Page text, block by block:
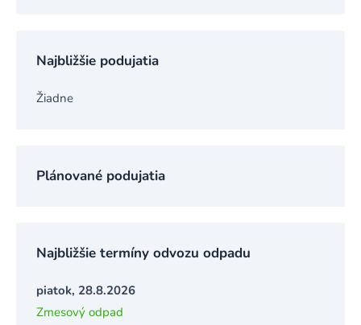
Najbližšie podujatia
Žiadne
Plánované podujatia
Najbližšie termíny odvozu odpadu
piatok, 28.8.2026
Zmesový odpad